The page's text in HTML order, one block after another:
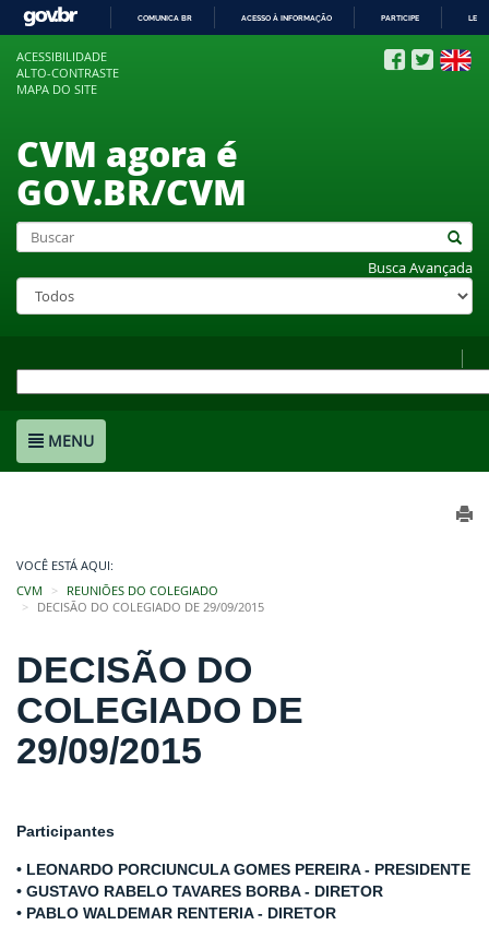
COMUNICA BR ACESSO À INFORMAÇÃO PARTICIPE
ACESSIBILIDADE
ALTO-CONTRASTE
MAPA DO SITE
CVM agora é
GOV.BR/CVM
Busca Avançada
MENU
VOCÊ ESTÁ AQUI:
CVM
REUNIÕES DO COLEGIADO
DECISÃO DO COLEGIADO DE 29/09/2015
DECISÃO DO
COLEGIADO DE
29/09/2015
Participantes
• LEONARDO PORCIUNCULA GOMES PEREIRA - PRESIDENTE
• GUSTAVO RABELO TAVARES BORBA - DIRETOR
• PABLO WALDEMAR RENTERIA - DIRETOR